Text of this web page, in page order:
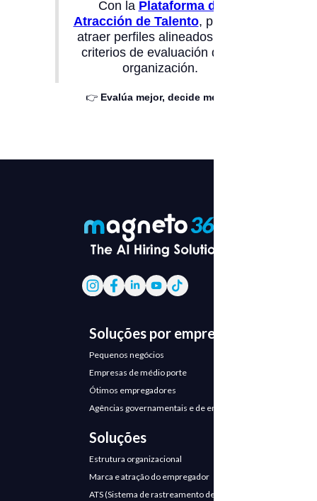
Con la Plataforma de
Atracción de Talento, puedes
atraer perfiles alineados a los
criterios de evaluación de tu
organización.
👉 Evalúa mejor, decide mejor.
Soluções por empresa
Pequenos negócios
Empresas de médio porte
Ótimos empregadores
Agências governamentais e de emprego
Soluções
Estrutura organizacional
Marca e atração do empregador
ATS (Sistema de rastreamento de